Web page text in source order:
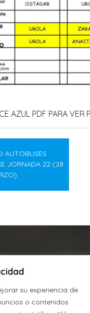
su experiencia de
o contenidos
AZUL PDF PARA VER
AUTOBUSES
JORNADA 22 (28